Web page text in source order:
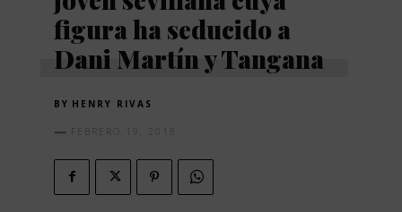
figura ha seducido a
Dani Martín y Tangana
BY HENRY RIVAS
FEBRERO 19, 2018